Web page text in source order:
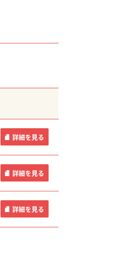
詳細を見る
詳細を見る
詳細を見る